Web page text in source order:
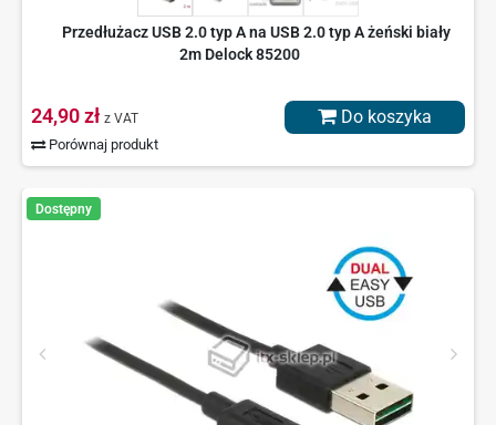
Przedłużacz USB 2.0 typ A na USB 2.0 typ A żeński biały
2m Delock 85200
24,90 zł z VAT
Porównaj produkt
Do koszyka
Dostępny